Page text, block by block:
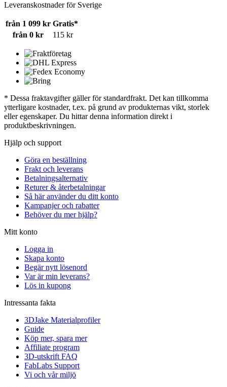
Leveranskostnader för Sverige
från 1 099 kr Gratis*
från 0 kr
115 kr
* Dessa fraktavgifter gäller för standardfrakt. Det kan tillkomma
ytterligare kostnader, t.ex. på grund av produkternas vikt, storlek
eller egenskaper. Du hittar denna information direkt i
produktbeskrivningen.
Hjälp och support
Göra en beställning
Frakt och leverans
Betalningsalternativ
Returer & återbetalningar
Så här använder du ditt konto
Kampanjer och rabatter
Behöver du mer hjälp?
Mitt konto
Logga in
Skapa konto
Begär nytt lösenord
Var är min leverans?
Lös in kupong
Intressanta fakta
3DJake Materialprofiler
Guide
Köp mer, spara mer
Affiliate program
3D-utskrift FAQ
FabLabs Support
Vi och vår miljö